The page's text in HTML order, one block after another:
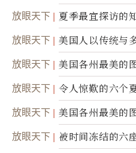
放眼天下 夏季最宜探访的
放眼天下
美国人以传统与
50周年
放眼天下 美国各州最美的
放眼天下 令人惊歎的六个
放眼天下 美国各州最美的
放眼天下 被时间冻结的六